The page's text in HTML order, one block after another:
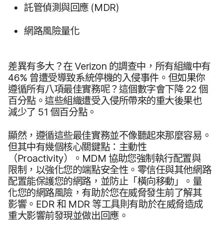
託管​偵測​與​回應 (MDR)
網路​風險量​化
差異​有​多​大？​在Verizon 的​調查​中，​所有​組織​中​有
46% 曾​遭​受導致​系統​停機​的​入侵​事件。​但​如果​你​
遵循​所有​八​項​最佳​實務​呢？​這​個​數​字會​下降22 個​
百分點。​這些​組織​遭​受入​侵所​帶來​的​重大​後果​也​
減少​了 51 個​百分點。
顯然，​遵循​這些​最佳​實務​並​不​像​聽起來​那麼​容易。​
但​其中​有​幾​個​核心​關鍵點：​主動性
（Proactivity）。 MDM 協助​您​強制​執行​配置​與​
限制，​以​強化您​的​端點​安全性。​零信任​與​其他​網路​
配置​能​保護​您​的​網路，​並​防止​「橫向​移動」。​量​
化您​的​網路​風險，​有助​於​您​在​威脅​發生​前​了​解其​
影響。 EDR 和 MDR 等​工具​則​有​助於​在​威脅​造成​
重大​影響​前​發現​並​做出​回應。